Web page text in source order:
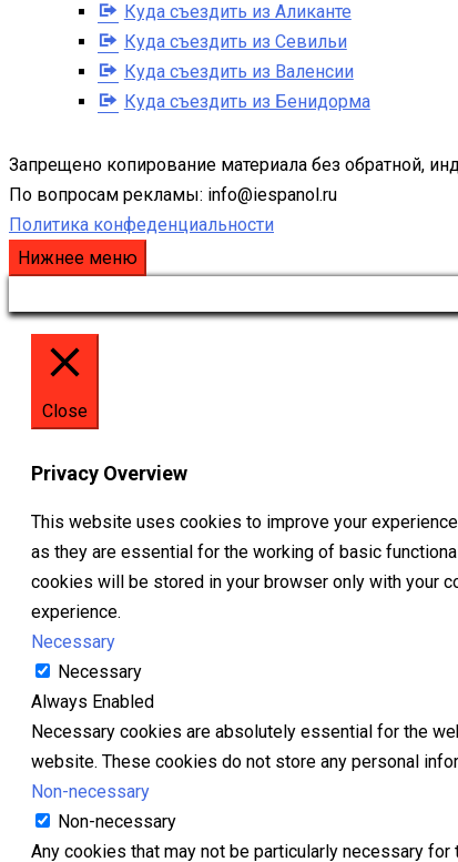
Куда съездить из Аликанте
Куда съездить из Севильи
Куда съездить из Валенсии
Куда съездить из Бенидорма
Запрещено копирование материала без обратной,
По вопросам рекламы: info@iespanol.ru
Политика конфеденциальности
Нижнее меню
Close
Privacy Overview
This website uses cookies to improve your
as they are essential for the working of basic
cookies will be stored in your browser only with your
experience.
Necessary
Necessary
Always Enabled
Necessary cookies are absolutely essential for the
website. These cookies do not store any personal
Non-necessary
Non-necessary
Any cookies that may not be particularly necessary